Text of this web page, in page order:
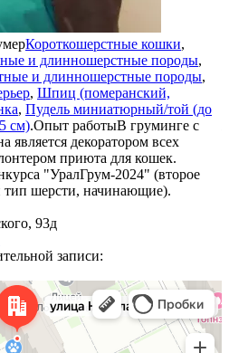
Короткошерстные кошки,
и длинношерстные породы,
и длинношерстные породы,
, Шпиц (померанский,
, Пудель миниатюрный/той (до
см).Опыт работыВ груминге с
является декоратором всех
приюта для кошек.
"УралГрум-2024" (второе
тип шерсти, начинающие).
93д
записи: